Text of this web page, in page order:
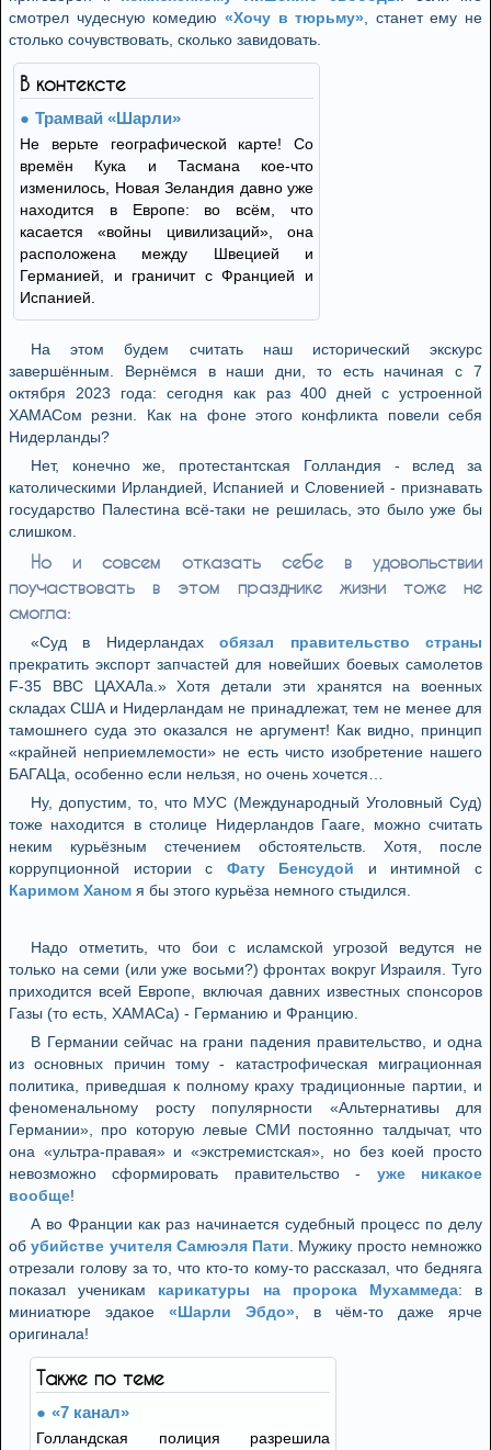
смотрел чудесную комедию «Хочу в тюрьму» , станет ему не
столько сочувствовать, сколько завидовать.
В контексте
Трамвай «Шарли»
Не верьте географической карте! Со
времён Кука и Тасмана кое-что
изменилось, Новая Зеландия давно уже
находится в Европе: во всём, что
касается «войны цивилизаций», она
расположена между Швецией и
Германией, и граничит с Францией и
Испанией.
На этом будем считать наш исторический экскурс
завершённым. Вернёмся в наши дни, то есть начиная с 7
октября 2023 года: сегодня как раз 400 дней с устроенной
ХАМАСом резни. Как на фоне этого конфликта повели себя
Нидерланды?
Нет, конечно же, протестантская Голландия - вслед за
католическими Ирландией, Испанией и Словенией - признавать
государство Палестина всё-таки не решилась, это было уже бы
слишком.
Но и совсем отказать себе в удовольствии
поучаствовать в этом празднике жизни тоже не
смогла:
«Суд в Нидерландахобязал правительство страны
прекратить экспорт запчастей для новейших боевых самолетов
F-35 ВВС ЦАХАЛа.» Хотя детали эти хранятся на военных
складах США и Нидерландам не принадлежат, тем не менее для
тамошнего суда это оказался не аргумент! Как видно, принцип
«крайней неприемлемости» не есть чисто изобретение нашего
БАГАЦа, особенно если нельзя, но очень хочется…
Ну, допустим, то, что МУС (Международный Уголовный Суд)
тоже находится в столице Нидерландов Гааге, можно считать
неким курьёзным стечением обстоятельств. Хотя, после
коррупционной истории с Фату Бенсудой и интимной с
Каримом Ханом я бы этого курьёза немного стыдился.
Надо отметить, что бои с исламской угрозой ведутся не
только на семи (или уже восьми?) фронтах вокруг Израиля. Туго
приходится всей Европе, включая давних известных спонсоров
Газы (то есть, ХАМАСа) - Германию и Францию.
В Германии сейчас на грани падения правительство, и одна
из основных причин тому - катастрофическая миграционная
политика, приведшая к полному краху традиционные партии, и
феноменальному росту популярности «Альтернативы для
Германии», про которую левые СМИ постоянно талдычат, что
она «ультра-правая» и «экстремистская», но без коей просто
невозможно сформировать правительство - уже никакое
вообще!
А во Франции как раз начинается судебный процесс по делу
обубийстве учителя Самюэля Пати . Мужику просто немножко
отрезали голову за то, что кто-то кому-то рассказал, что бедняга
показал ученикам карикатуры на пророка Мухаммеда: в
миниатюре эдакое «Шарли Эбдо» , в чём-то даже ярче
оригинала!
Также по теме
«7 канал»
Голландская полиция разрешила